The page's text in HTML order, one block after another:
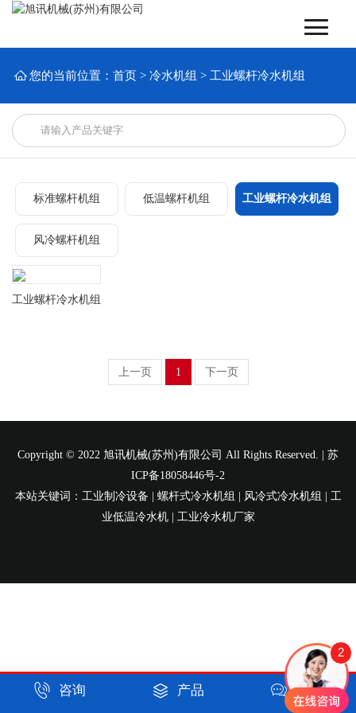
您的当前位置： 首页 > 冷水机组 > 工业螺杆冷水机组
标准螺杆机组 低温螺杆机组 工业螺杆冷水机组
风冷螺杆机组
工业螺杆冷水机组
上一页 1 下一页
Copyright © 2022 旭讯机械(苏州)有限公司 All Rights Reserved. | 苏
ICP备18058446号-2
本站关键词：工业制冷设备 | 螺杆式冷水机组 | 风冷式冷水机组 | 工
业低温冷水机 | 工业冷水机厂家
 咨询  产品  短信
2